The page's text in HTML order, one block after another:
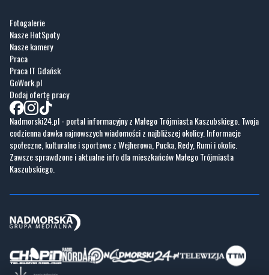
Fotogalerie
Nasze HotSpoty
Nasze kamery
Praca
Praca IT Gdańsk
GoWork.pl
Dodaj ofertę pracy
Nadmorski24.pl - portal informacyjny z Małego Trójmiasta Kaszubskiego. Twoja
codzienna dawka najnowszych wiadomości z najbliższej okolicy. Informacje
społeczne, kulturalne i sportowe z Wejherowa, Pucka, Redy, Rumi i okolic.
Zawsze sprawdzone i aktualne info dla mieszkańców Małego Trójmiasta
Kaszubskiego.